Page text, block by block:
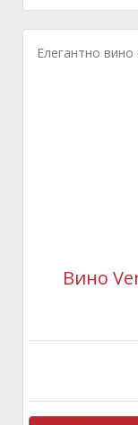
Елегантно
Вино